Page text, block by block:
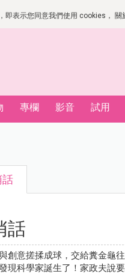
表示您同意我們使用 cookies，
專欄 影音 試用
話
話
創意搓揉成球，交給糞金龜
現科學家誕生了！家政夫說